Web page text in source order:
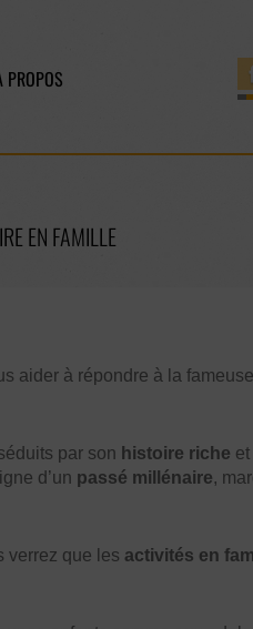
PROPOS
EN FAMILLE
aider à répondre à la
par son histoire riche
d’un passé millénaire,
verrez que les activités en